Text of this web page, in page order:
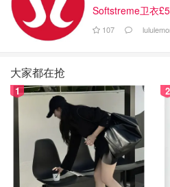
Softstreme卫衣
107
大家都在抢
1 2